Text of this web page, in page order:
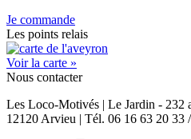
Je commande
Les points relais
Voir la carte »
Nous contacter
Les Loco-Motivés | Le Jardin - 232
12120 Arvieu | Tél. 06 16 63 20 33